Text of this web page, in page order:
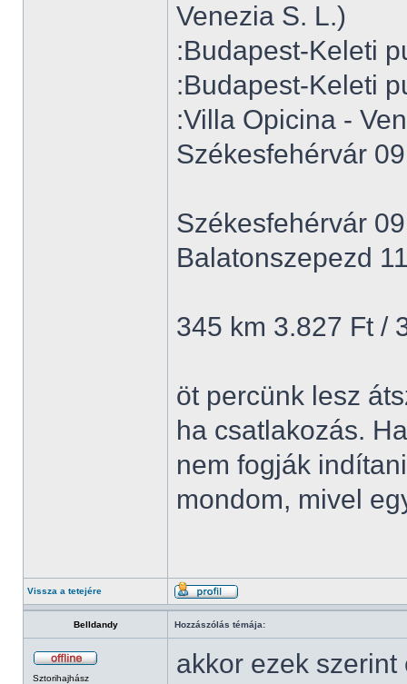
Venezia S. L.)
:Budapest-Keleti
:Budapest-Keleti
:Villa Opicina -
Székesfehérvár
Székesfehérvár
Balatonszepezd
345 km 3.827 Ft /
öt percünk lesz
ha csatlakozás.
nem fogják
mondom, mivel
Vissza a tetejére
Belldandy Hozzászólás témája:
Sztorihajhász akkor ezek